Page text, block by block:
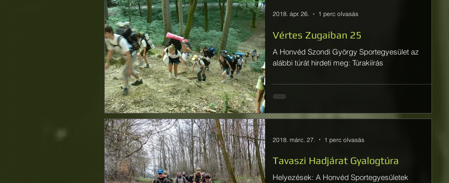
Vértes Zugaiban 25
A Honvéd Szondi György Sportegyesület az
alábbi túrát hirdeti meg: Túrakiírás
2018. ápr. 26. 1 perc olvasás
Tavaszi Hadjárat Gyalogtúra
Helyezések: A Honvéd Sportegyesületek
2018. márc. 27. 1 perc olvasás